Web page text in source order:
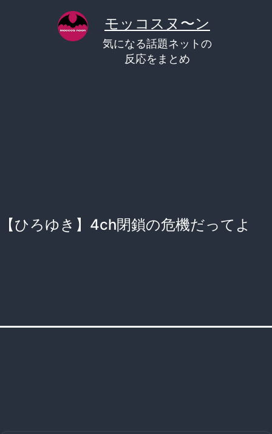
モッコスヌ〜ン
気になる話題ネットの
反応をまとめ
【ひろゆき】4ch閉鎖の危機だってよ